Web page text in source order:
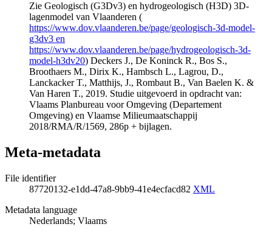
Zie Geologisch (G3Dv3) en hydrogeologisch (H3D) 3D-
lagenmodel van Vlaanderen (
https://www.dov.vlaanderen.be/page/geologisch-3d-model-
g3dv3 en
https://www.dov.vlaanderen.be/page/hydrogeologisch-3d-
model-h3dv20) Deckers J., De Koninck R., Bos S.,
Broothaers M., Dirix K., Hambsch L., Lagrou, D.,
Lanckacker T., Matthijs, J., Rombaut B., Van Baelen K. &
Van Haren T., 2019. Studie uitgevoerd in opdracht van:
Vlaams Planbureau voor Omgeving (Departement
Omgeving) en Vlaamse Milieumaatschappij
2018/RMA/R/1569, 286p + bijlagen.
Meta-metadata
File identifier
87720132-e1dd-47a8-9bb9-41e4ecfacd82 XML
Metadata language
Nederlands; Vlaams